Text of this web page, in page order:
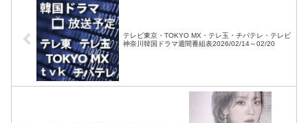
テレビ東京・TOKYO MX・テレ玉・チバテレ・テレビ
神奈川韓国ドラマ週間番組表2026/02/14～02/20